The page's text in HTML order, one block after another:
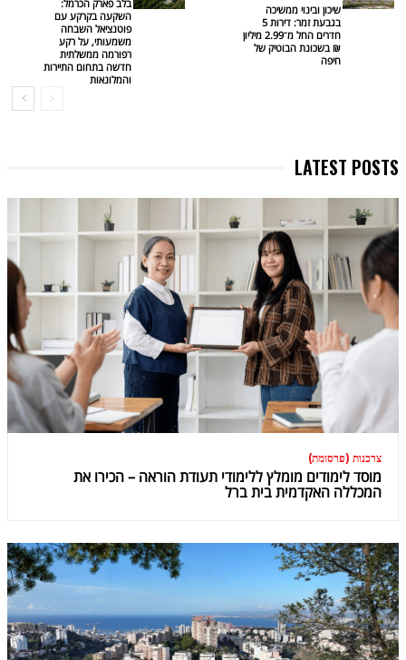
שיכון ובינוי ממשיכה
בגבעת זמר: דירות 5
חדרים החל מ־2.99 מיליון
₪ בשכונת הבוטיק של
חיפה
בלב פארק הכרמל:
השקעה בקרקע עם
פוטנציאל השבחה
משמעותי, על רקע
רפורמה ממשלתית
חדשה בתחום התיירות
והמלונאות
LATEST POSTS
צרכנות (פרסומת)
מוסד לימודים מומלץ ללימודי תעודת הוראה – הכירו את
המכללה האקדמית בית ברל